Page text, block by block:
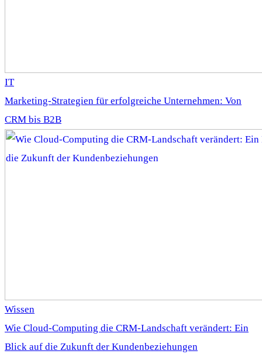
IT
Marketing-Strategien für erfolgreiche Unternehmen: Von
CRM bis B2B
Wissen
Wie Cloud-Computing die CRM-Landschaft verändert: Ein
Blick auf die Zukunft der Kundenbeziehungen